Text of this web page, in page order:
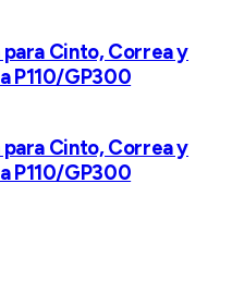
para Cinto, Correa y
P110/GP300
para Cinto, Correa y
P110/GP300